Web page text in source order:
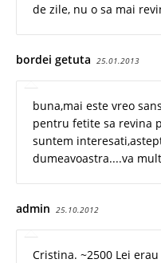
de zile, nu o sa mai
bordei getuta 25.01.2013
buna,mai este vreo
pentru fetite sa revina
suntem
dumeavoastra....va
admin 25.10.2012
Cristina. ~2500 Lei